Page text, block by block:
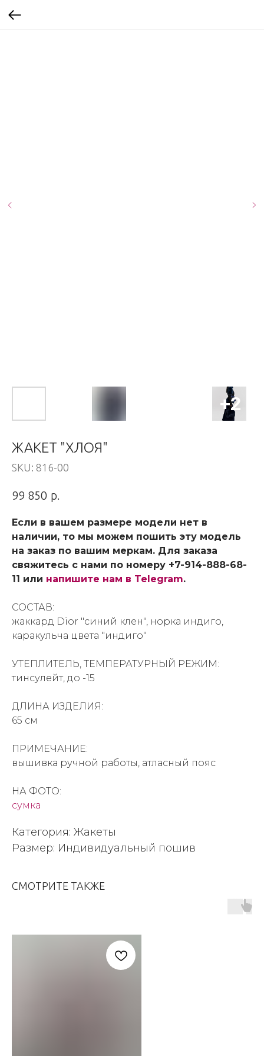
ЖАКЕТ "ХЛОЯ"
SKU: 816-00
99 850 р.
Если в вашем размере модели нет в
наличии, то мы можем пошить эту модель
на заказ по вашим меркам. Для заказа
свяжитесь с нами по номеру +7-914-888-68-
11 или напишите нам в Telegram.
СОСТАВ:
жаккард Dior "синий клен", норка индиго,
каракульча цвета "индиго"
УТЕПЛИТЕЛЬ, ТЕМПЕРАТУРНЫЙ РЕЖИМ:
тинсулейт, до -15
ДЛИНА ИЗДЕЛИЯ:
65 см
ПРИМЕЧАНИЕ:
вышивка ручной работы, атласный пояс
НА ФОТО:
сумка
Категория: Жакеты
Размер: Индивидуальный пошив
СМОТРИТЕ ТАКЖЕ